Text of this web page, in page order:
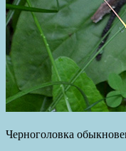
Черноголовка